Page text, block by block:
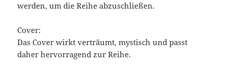
werden, um die Reihe abzuschließen.
Cover:
Das Cover wirkt verträumt, mystisch und passt
daher hervorragend zur Reihe.